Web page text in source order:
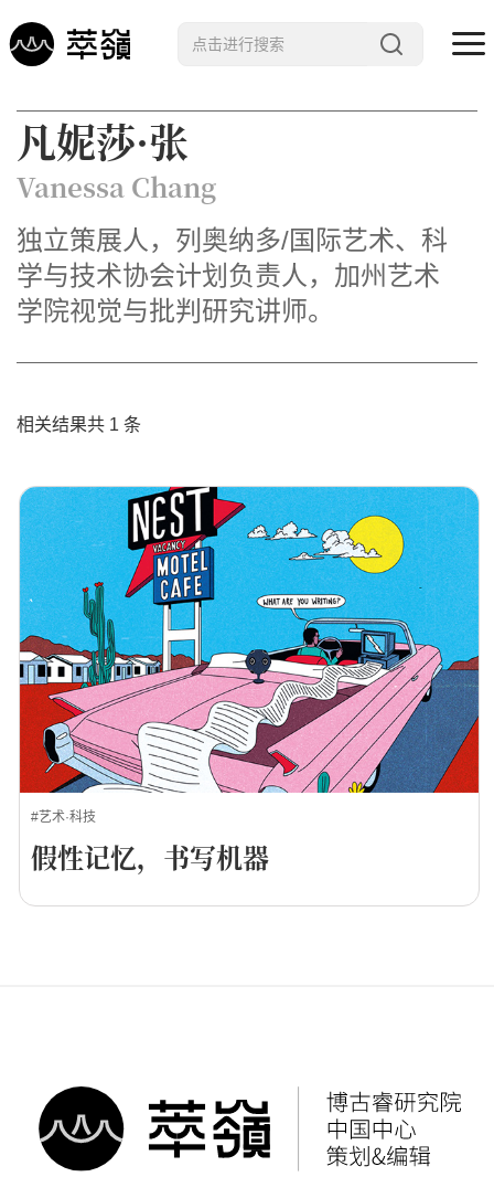
哲学 · 文明
行星智慧
数字治理
凡妮莎·张
Vanessa Chang
独立策展人，列奥纳多/国际艺术、科
学与技术协会计划负责人，加州艺术
学院视觉与批判研究讲师。
相关结果共 1 条
#艺术·科技
假性记忆，书写机器